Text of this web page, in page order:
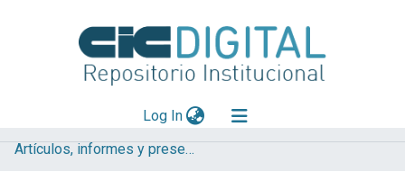
Log In(current)
Explorar
Artículos, informes y presentaciones en Congresos